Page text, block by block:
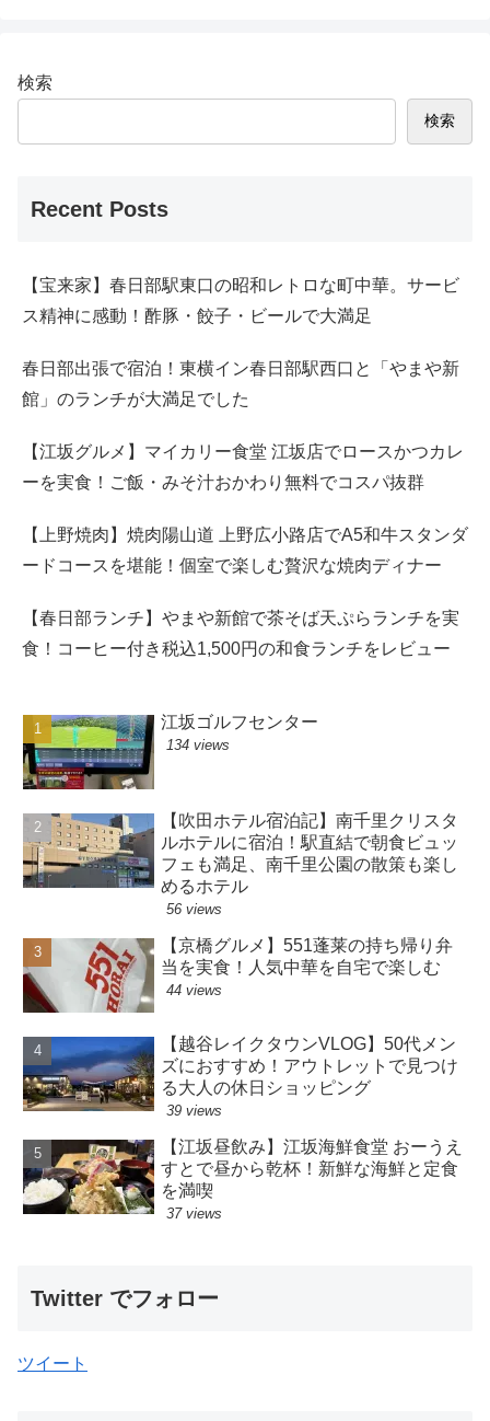
検索
検索
Recent Posts
【宝来家】春日部駅東口の昭和レトロな町中華。サービ
ス精神に感動！酢豚・餃子・ビールで大満足
春日部出張で宿泊！東横イン春日部駅西口と「やまや新
館」のランチが大満足でした
【江坂グルメ】マイカリー食堂 江坂店でロースかつカレ
ーを実食！ご飯・みそ汁おかわり無料でコスパ抜群
【上野焼肉】焼肉陽山道 上野広小路店でA5和牛スタンダ
ードコースを堪能！個室で楽しむ贅沢な焼肉ディナー
【春日部ランチ】やまや新館で茶そば天ぷらランチを実
食！コーヒー付き税込1,500円の和食ランチをレビュー
江坂ゴルフセンター
134 views
【吹田ホテル宿泊記】南千里クリスタ
ルホテルに宿泊！駅直結で朝食ビュッ
フェも満足、南千里公園の散策も楽し
めるホテル
56 views
【京橋グルメ】551蓬莱の持ち帰り弁
当を実食！人気中華を自宅で楽しむ
44 views
【越谷レイクタウンVLOG】50代メン
ズにおすすめ！アウトレットで見つけ
る大人の休日ショッピング
39 views
【江坂昼飲み】江坂海鮮食堂 おーうえ
すとで昼から乾杯！新鮮な海鮮と定食
を満喫
37 views
Twitter でフォロー
ツイート